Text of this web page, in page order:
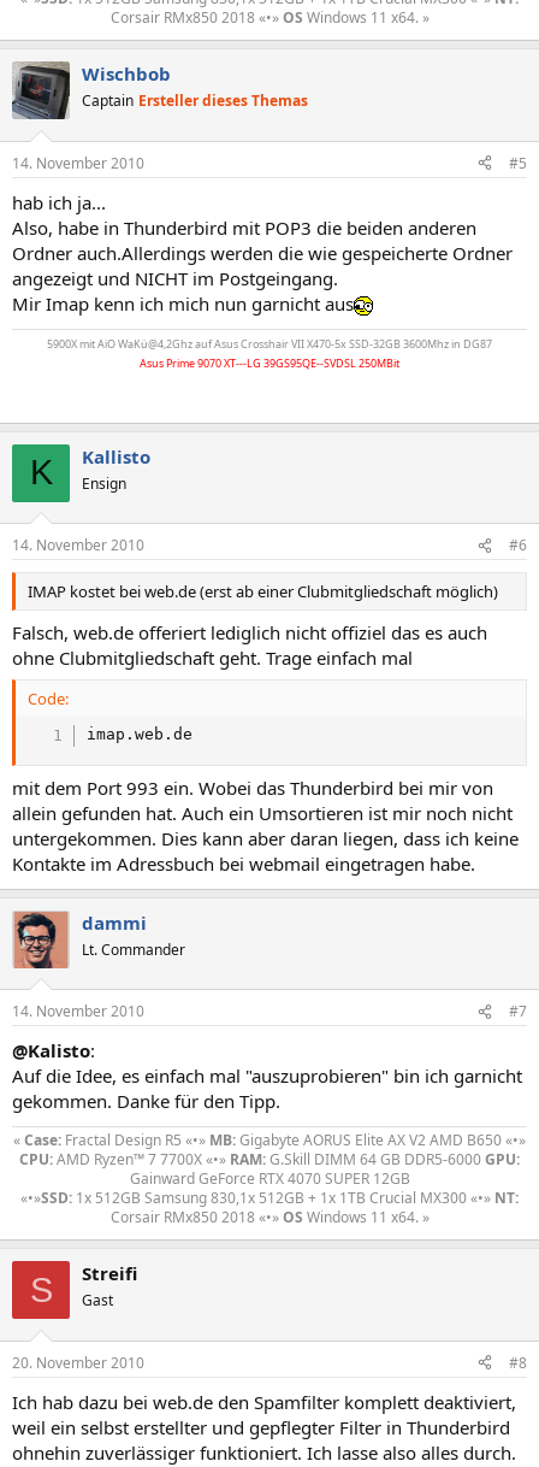
Corsair RMx850 2018 «•»OS Windows 11 x64. »​
Wischbob
Captain Ersteller dieses Themas
14. November 2010 #5
hab ich ja...
Also, habe in Thunderbird mit POP3 die beiden anderen
Ordner auch.Allerdings werden die wie gespeicherte Ordner
angezeigt und NICHT im Postgeingang.
Mir Imap kenn ich mich nun garnicht aus
5900X mit AiO WaKü@4,2Ghz auf Asus Crosshair VII X470-5x SSD-32GB 3600Mhz in DG87
Asus Prime 9070 XT---LG 39GS95QE--SVDSL 250MBit
K Kallisto
Ensign
14. November 2010 #6
IMAP kostet bei web.de (erst ab einer Clubmitgliedschaft möglich)
Falsch, web.de offeriert lediglich nicht offiziel das es auch
ohne Clubmitgliedschaft geht. Trage einfach mal
Code:
imap.web.de
mit dem Port 993 ein. Wobei das Thunderbird bei mir von
allein gefunden hat. Auch ein Umsortieren ist mir noch nicht
untergekommen. Dies kann aber daran liegen, dass ich keine
Kontakte im Adressbuch bei webmail eingetragen habe.
dammi
Lt. Commander
14. November 2010 #7
@Kalisto:
Auf die Idee, es einfach mal "auszuprobieren" bin ich garnicht
gekommen. Danke für den Tipp.
«Case: Fractal Design R5 «•» MB:Gigabyte AORUS Elite AX V2 AMD B650 «•»
CPU:AMD Ryzen™ 7 7700X «•» RAM:G.Skill DIMM 64 GB DDR5-6000GPU:
Gainward GeForce RTX 4070 SUPER 12GB
«•»SSD: 1x 512GB Samsung 830,1x 512GB + 1x 1TB Crucial MX300 «•» NT:
Corsair RMx850 2018 «•»OS Windows 11 x64. »​
S Streifi
Gast
20. November 2010 #8
Ich hab dazu bei web.de den Spamfilter komplett deaktiviert,
weil ein selbst erstellter und gepflegter Filter in Thunderbird
ohnehin zuverlässiger funktioniert. Ich lasse also alles durch.